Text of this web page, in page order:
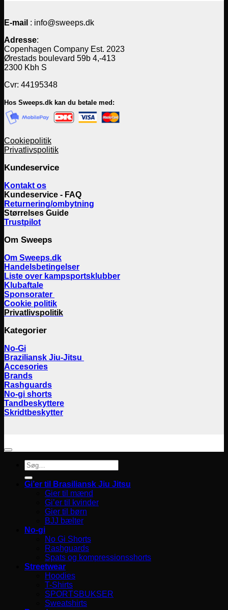
E-mail : info@sweeps.dk
Adresse:
Copenhagen Company Est. 2023
Ørestads boulevard 59b 4,-413
2300 Kbh S
Cvr: 44195348
Hos Sweeps.dk kan du betale med:
Cookiepolitik
Privatlivspolitik
Kundeservice
Kontakt os
Kundeservice - FAQ
Returnering/ombytning
Størrelses Guide
Trustpilot
Om Sweeps
Om Sweeps.dk
Handelsbetingelser
Liste over kampsportsklubber
Klubaftale
Sponsorater
Cookie politik
Privatlivspolitik
Kategorier
No-Gi
Braziliansk Jiu-Jitsu
Accesories
Brands
Rashguards
No-gi shorts
Tandbeskyttere
Skridtbeskytter
Søg
efter:
Gi’er til Brasiliansk Jiu Jitsu
Gier til mænd
Gi’er til kvinder
Gier til børn
BJJ bælter
No-gi
No Gi Shorts
Rashguards
Spats og kompressionsshorts
Streetwear
Hoodies
T-Shirts
SPORTSBUKSER
Sweatshirts